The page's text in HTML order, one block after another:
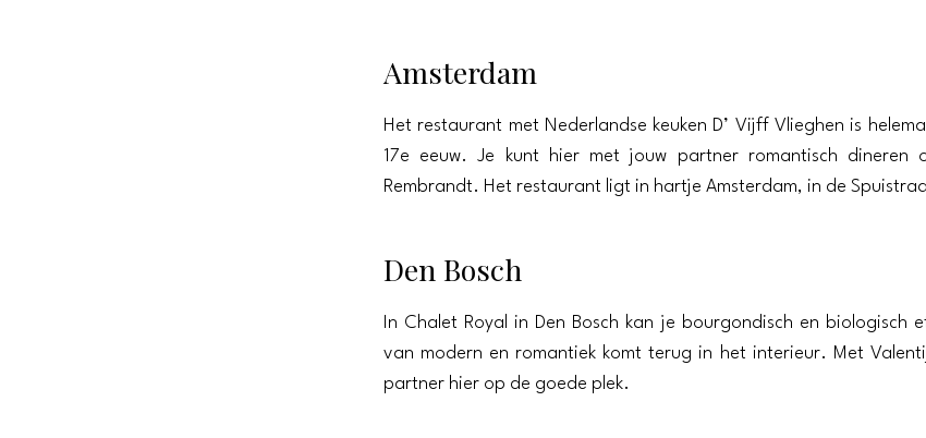
Amsterdam
Het restaurant met Nederlandse keuken D’ Vijff Vlieghen is
17e eeuw. Je kunt hier met jouw partner romantisch dineren
Rembrandt. Het restaurant ligt in hartje Amsterdam, in de
Den Bosch
In Chalet Royal in Den Bosch kan je bourgondisch en biologisch
van modern en romantiek komt terug in het interieur. Met
partner hier op de goede plek.